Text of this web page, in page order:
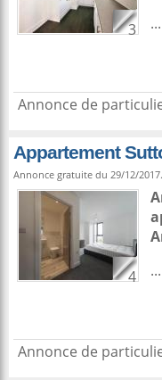
3
...
Annonce de
Appartement
Annonce gratuite du 29/12/2017.
4
...
Annonce de